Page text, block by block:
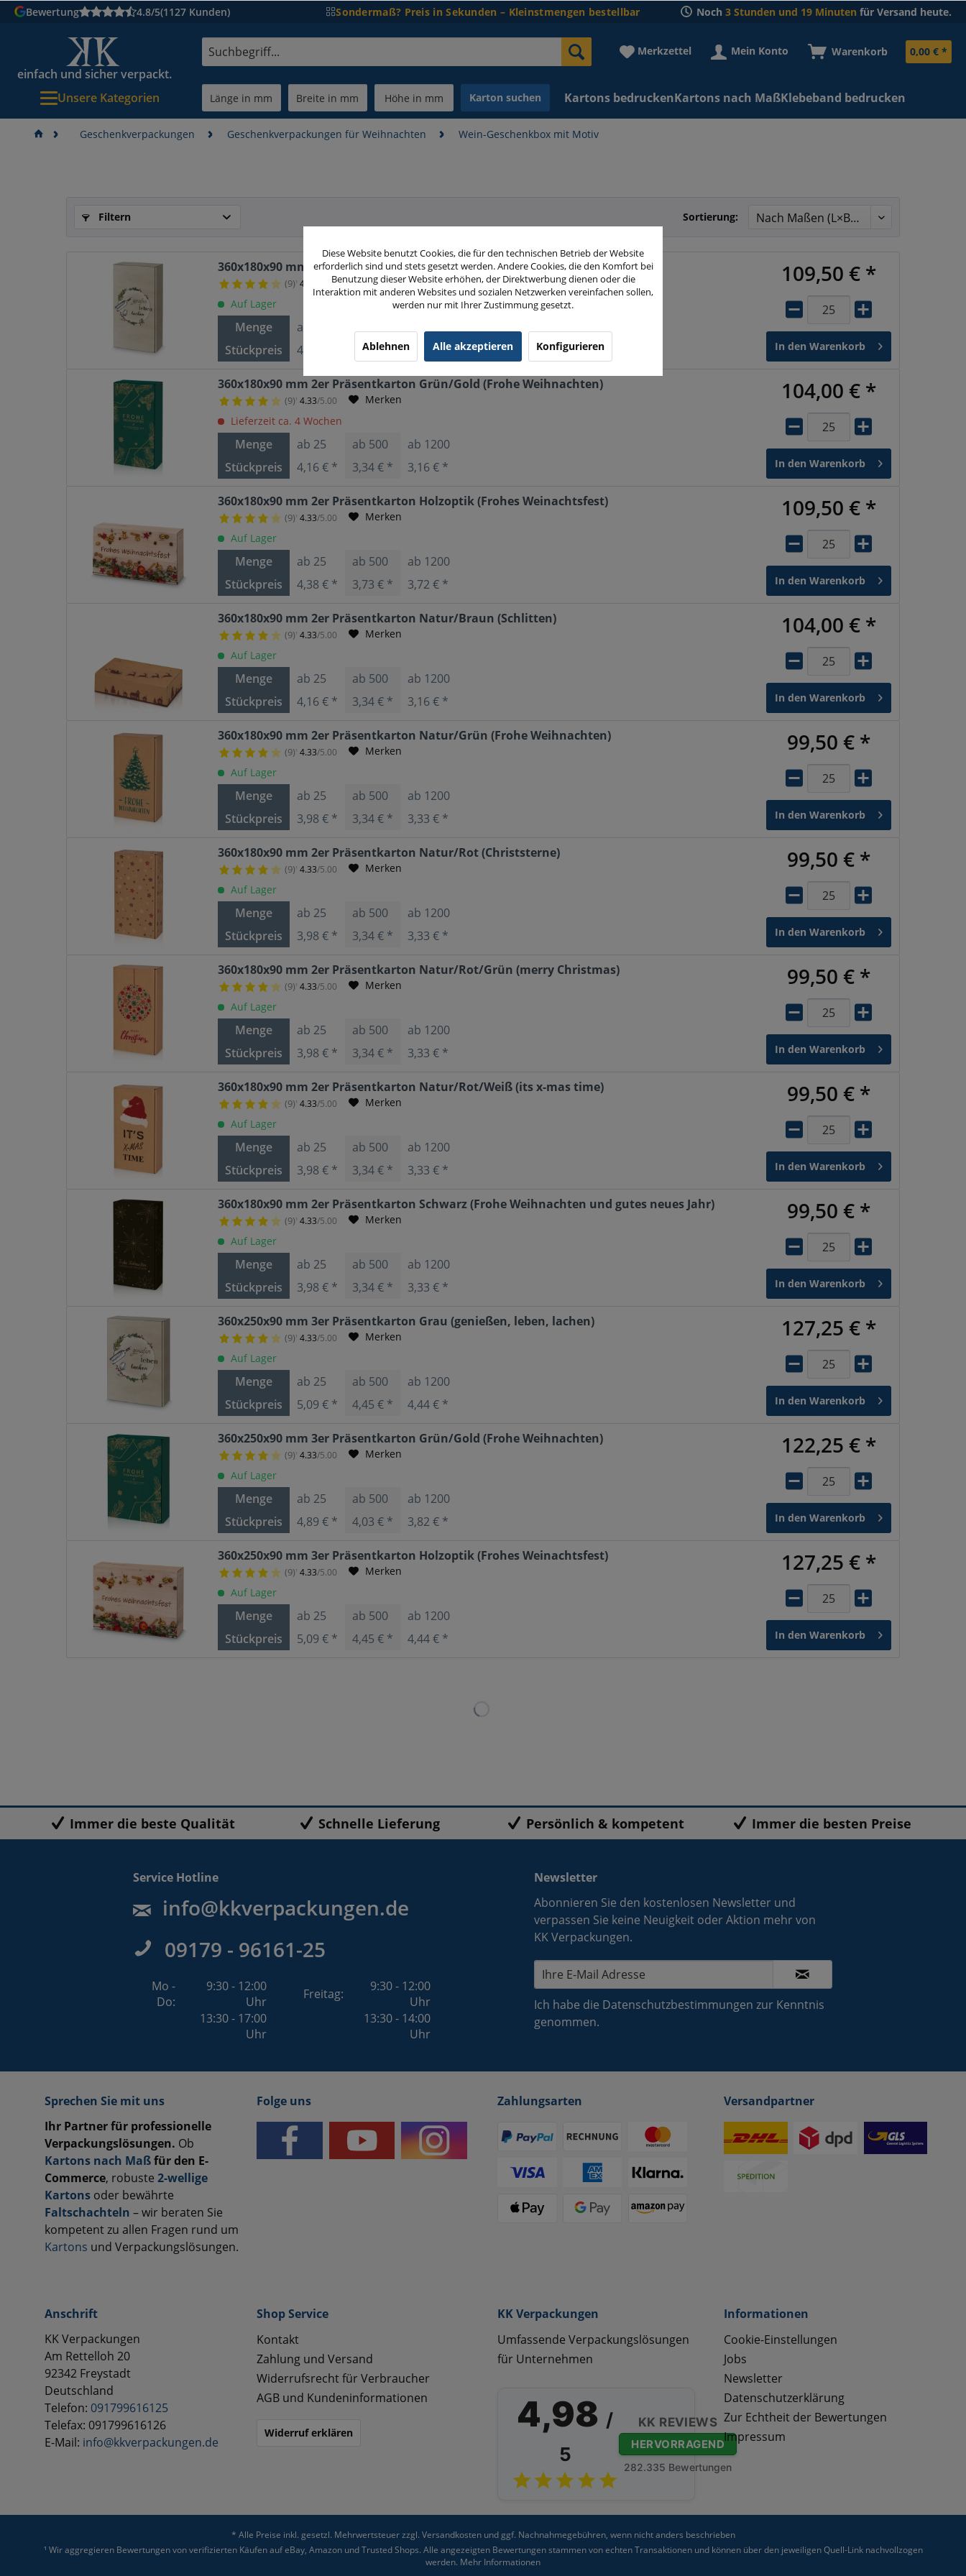
Bewertung 4.8/5(1127 Kunden) Sondermaß? Preis in Sekunden – Kleinstmengen bestellbar Noch 3 Stunden und 19 Minuten für Versand heute.
einfach und sicher verpackt.
Merkzettel Mein Konto Warenkorb 0,00 € *
Unsere Kategorien Karton suchen Kartons bedruckenKartons nach MaßKlebeband bedrucken
Geschenkverpackungen Geschenkverpackungen für Weihnachten Wein-Geschenkbox mit Motiv
Filtern Sortierung:
360x180x90 mm 2er Präsentkarton Grau (genießen, leben, lachen)
(9)¹ 4.33 /5.00
Merken
Auf Lager
Menge
Stückpreis
ab
4,38 € *
3,73 € *
3,72 € *
109,50 € *
In den Warenkorb
360x180x90 mm 2er Präsentkarton Grün/Gold (Frohe Weihnachten)
(9)¹ 4.33/5.00
Merken
Lieferzeit ca. 4 Wochen
Menge
Stückpreis
ab 25
4,16 € *
ab 500
3,34 € *
ab 1200
3,16 € *
104,00 € *
In den Warenkorb
360x180x90 mm 2er Präsentkarton Holzoptik (Frohes Weinachtsfest)
(9)¹ 4.33/5.00
Merken
Auf Lager
Menge
Stückpreis
ab 25
4,38 € *
ab 500
3,73 € *
ab 1200
3,72 € *
109,50 € *
In den Warenkorb
360x180x90 mm 2er Präsentkarton Natur/Braun (Schlitten)
(9)¹ 4.33/5.00
Merken
Auf Lager
Menge
Stückpreis
ab 25
4,16 € *
ab 500
3,34 € *
ab 1200
3,16 € *
104,00 € *
In den Warenkorb
360x180x90 mm 2er Präsentkarton Natur/Grün (Frohe Weihnachten)
(9)¹ 4.33/5.00
Merken
Auf Lager
Menge
Stückpreis
ab 25
3,98 € *
ab 500
3,34 € *
ab 1200
3,33 € *
99,50 € *
In den Warenkorb
360x180x90 mm 2er Präsentkarton Natur/Rot (Christsterne)
(9)¹ 4.33/5.00
Merken
Auf Lager
Menge
Stückpreis
ab 25
3,98 € *
ab 500
3,34 € *
ab 1200
3,33 € *
99,50 € *
In den Warenkorb
360x180x90 mm 2er Präsentkarton Natur/Rot/Grün (merry Christmas)
(9)¹ 4.33/5.00
Merken
Auf Lager
Menge
Stückpreis
ab 25
3,98 € *
ab 500
3,34 € *
ab 1200
3,33 € *
99,50 € *
In den Warenkorb
360x180x90 mm 2er Präsentkarton Natur/Rot/Weiß (its x-mas time)
(9)¹ 4.33/5.00
Merken
Auf Lager
Menge
Stückpreis
ab 25
3,98 € *
ab 500
3,34 € *
ab 1200
3,33 € *
99,50 € *
In den Warenkorb
360x180x90 mm 2er Präsentkarton Schwarz (Frohe Weihnachten und gutes neues Jahr)
(9)¹ 4.33/5.00
Merken
Auf Lager
Menge
Stückpreis
ab 25
3,98 € *
ab 500
3,34 € *
ab 1200
3,33 € *
99,50 € *
In den Warenkorb
360x250x90 mm 3er Präsentkarton Grau (genießen, leben, lachen)
(9)¹ 4.33/5.00
Merken
Auf Lager
Menge
Stückpreis
ab 25
5,09 € *
ab 500
4,45 € *
ab 1200
4,44 € *
127,25 € *
In den Warenkorb
360x250x90 mm 3er Präsentkarton Grün/Gold (Frohe Weihnachten)
(9)¹ 4.33/5.00
Merken
Auf Lager
Menge
Stückpreis
ab 25
4,89 € *
ab 500
4,03 € *
ab 1200
3,82 € *
122,25 € *
In den Warenkorb
360x250x90 mm 3er Präsentkarton Holzoptik (Frohes Weinachtsfest)
(9)¹ 4.33/5.00
Merken
Auf Lager
Menge
Stückpreis
ab 25
5,09 € *
ab 500
4,45 € *
ab 1200
4,44 € *
127,25 € *
In den Warenkorb
Immer die beste Qualität Schnelle Lieferung Persönlich & kompetent Immer die besten Preise
Service Hotline
info@kkverpackungen.de
09179 - 96161-25
Mo -
Do:
9:30 - 12:00
Uhr
Freitag:
9:30 - 12:00
Uhr
13:30 - 17:00
Uhr
13:30 - 14:00
Uhr
Newsletter
Abonnieren Sie den kostenlosen Newsletter und
verpassen Sie keine Neuigkeit oder Aktion mehr von
KK Verpackungen.
Ich habe die Datenschutzbestimmungen zur Kenntnis
genommen.
Sprechen Sie mit uns
Ihr Partner für professionelle
Verpackungslösungen. Ob
Kartons nach Maßfür den E-
Commerce, robuste 2-wellige
Kartons oder bewährte
Faltschachteln – wir beraten Sie
kompetent zu allen Fragen rund um
Kartons und Verpackungslösungen.
Folge uns Zahlungsarten Versandpartner
Anschrift
KK Verpackungen
Am Rettelloh 20
92342 Freystadt
Deutschland
Telefon: 091799616125
Telefax: 091799616126
E-Mail: info@kkverpackungen.de
Shop Service
Kontakt
Zahlung und Versand
Widerrufsrecht für Verbraucher
AGB und Kundeninformationen
Widerruf erklären
KK Verpackungen
Umfassende Verpackungslösungen
für Unternehmen
4,98 /
5
KK REVIEWS
HERVORRAGEND
282.335 Bewertungen
Informationen
Cookie-Einstellungen
Jobs
Newsletter
Datenschutzerklärung
Zur Echtheit der Bewertungen
Impressum
* Alle Preise inkl. gesetzl. Mehrwertsteuer zzgl. Versandkostenund ggf. Nachnahmegebühren, wenn nicht anders beschrieben
¹ Wir aggregieren Bewertungen von verifizierten Käufen auf eBay, Amazon und Trusted Shops. Alle angezeigten Bewertungen stammen von echten Transaktionen und können über den jeweiligen Quell-Link nachvollzogen
werden. Mehr Informationen
Diese Website benutzt Cookies, die für den technischen Betrieb der Website
erforderlich sind und stets gesetzt werden. Andere Cookies, die den Komfort bei
Benutzung dieser Website erhöhen, der Direktwerbung dienen oder die
Interaktion mit anderen Websites und sozialen Netzwerken vereinfachen sollen,
werden nur mit Ihrer Zustimmung gesetzt.
Ablehnen Alle akzeptieren Konfigurieren